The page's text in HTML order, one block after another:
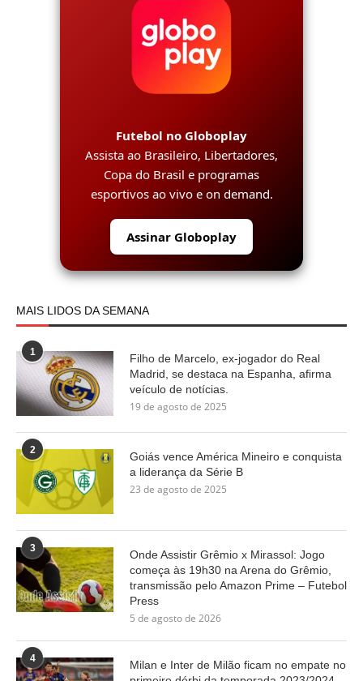
Futebol no Globoplay
Assista ao Brasileiro, Libertadores,
Copa do Brasil e programas
esportivos ao vivo e on demand.
Assinar Globoplay
MAIS LIDOS DA SEMANA
1
Filho de Marcelo, ex-jogador do Real
Madrid, se destaca na Espanha, afirma
veículo de notícias.
19 de agosto de 2025
2
Goiás vence América Mineiro e conquista
a liderança da Série B
23 de agosto de 2025
3
Onde Assistir Grêmio x Mirassol: Jogo
começa às 19h30 na Arena do Grêmio,
transmissão pelo Amazon Prime – Futebol
Press
5 de agosto de 2026
4
Milan e Inter de Milão ficam no empate no